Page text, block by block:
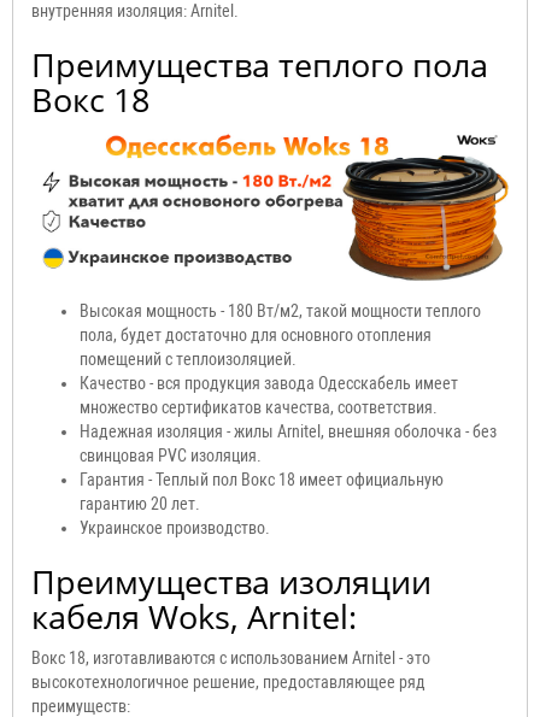
внутренняя изоляция: Arnitel.
Преимущества теплого пола
Вокс 18
Высокая мощность - 180 Вт/м2, такой мощности теплого
пола, будет достаточно для основного отопления
помещений с теплоизоляцией.
Качество - вся продукция завода Одесскабель имеет
множество сертификатов качества, соответствия.
Надежная изоляция - жилы Arnitel, внешняя оболочка - без
свинцовая PVC изоляция.
Гарантия - Теплый пол Вокс 18 имеет официальную
гарантию 20 лет.
Украинское производство.
Преимущества изоляции
кабеля Woks, Arnitel:
Вокс 18, изготавливаются с использованием Arnitel - это
высокотехнологичное решение, предоставляющее ряд
преимуществ: